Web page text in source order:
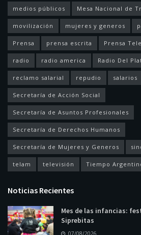
medios públicos Mesa Nacional de
movilización mujeres y generos
Prensa prensa escrita Prensa
radio radio america Radio Del
reclamo salarial repudio salarios
Secretaría de Acción Social
Secretaría de Asuntos Profesionales
Secretaría de Derechos Humanos
Secretaría de Mujeres y Generos
telam televisión Tiempo
Noticias Recientes
Mes de las infancias:
Siprebitas
07/08/2026